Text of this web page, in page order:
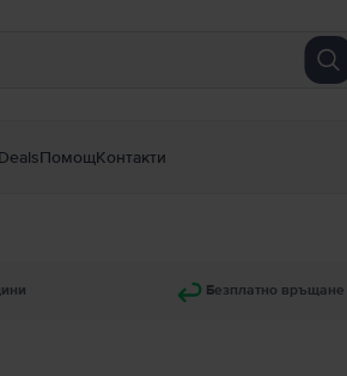
ПомощКонтакти
Безплатно връщане